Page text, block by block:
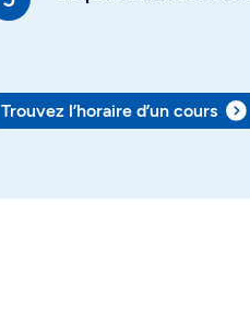
Trouvez l’horaire d’un cours